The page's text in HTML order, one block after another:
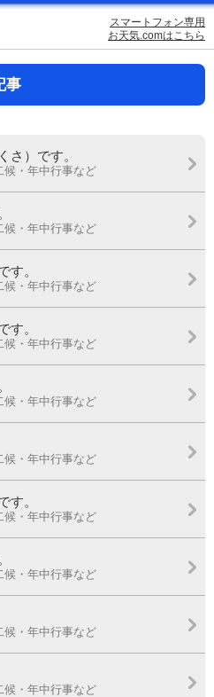
スマートフォン専用
お天気.comはこちら
事
さ）です。
候・年中行事など
候・年中行事など
す。
候・年中行事など
す。
候・年中行事など
候・年中行事など
候・年中行事など
す。
候・年中行事など
候・年中行事など
候・年中行事など
候・年中行事など